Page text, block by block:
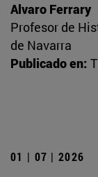
Alvaro Ferrary
Profesor de
de Navarra
Publicado en:
01 | 07 | 2026